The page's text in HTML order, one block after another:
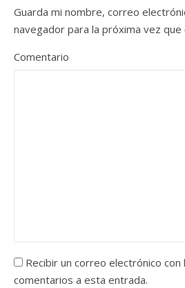
Guarda mi nombre, correo
navegador para la próxima vez que
Comentario
Recibir un correo electrónico
comentarios a esta entrada.